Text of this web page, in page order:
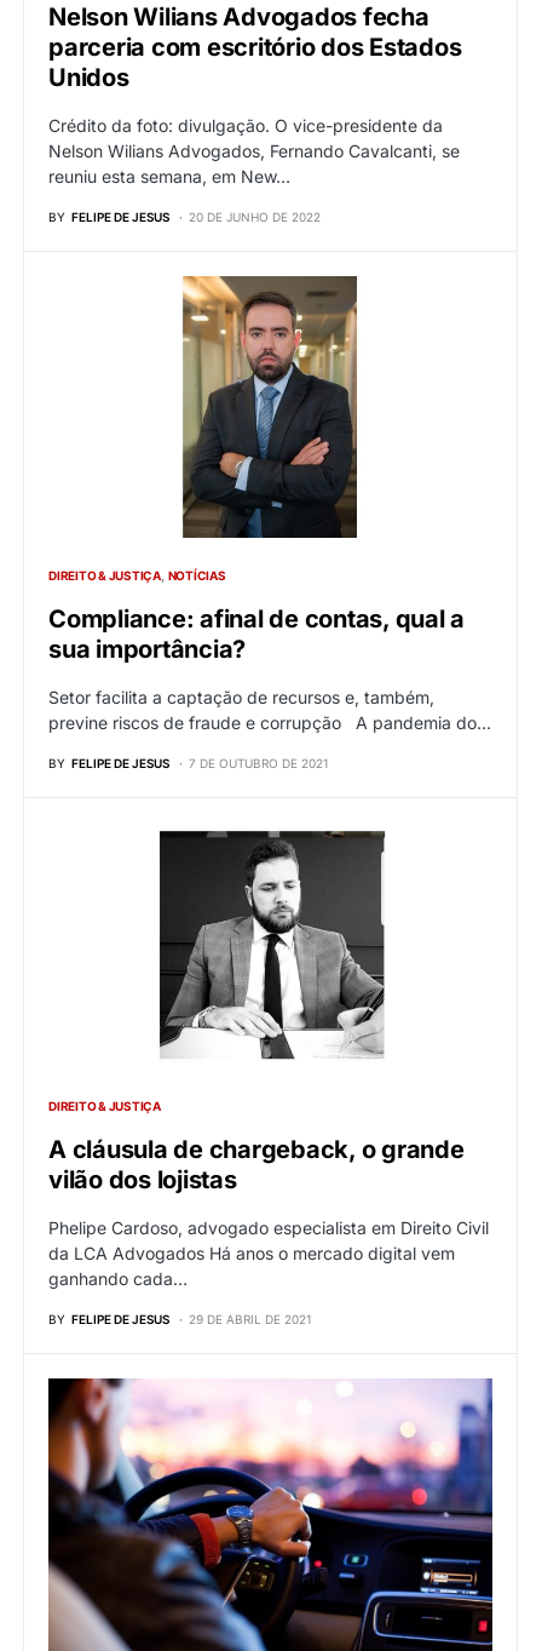
Nelson Wilians Advogados fecha
parceria com escritório dos Estados
Unidos
Crédito da foto: divulgação. O vice-presidente da
Nelson Wilians Advogados, Fernando Cavalcanti, se
reuniu esta semana, em New…
BY FELIPE DE JESUS 20 DE JUNHO DE 2022
DIREITO & JUSTIÇA NOTÍCIAS
Compliance: afinal de contas, qual a
sua importância?
Setor facilita a captação de recursos e, também,
previne riscos de fraude e corrupção A pandemia do…
BY FELIPE DE JESUS 7 DE OUTUBRO DE 2021
DIREITO & JUSTIÇA
A cláusula de chargeback, o grande
vilão dos lojistas
Phelipe Cardoso, advogado especialista em Direito Civil
da LCA Advogados Há anos o mercado digital vem
ganhando cada…
BY FELIPE DE JESUS 29 DE ABRIL DE 2021